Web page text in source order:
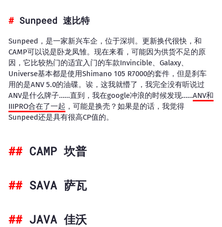
Sunpeed 速比特
Sunpeed，是一家新兴车企，位于深圳。更新换代很快，和
CAMP可以说是卧龙凤雏。现在来看，可能因为供货不足的原
因，它比较热门的适宜入门的车款Invincible、Galaxy、
Universe基本都是使用Shimano 105 R7000的套件，但是刹车
用的是ANV 5.0的油碟。诶，这我就懵了，我完全没有听说过
ANV是什么牌子……直到，我在google冲浪的时候发现……ANV和
IIIPRO合在了一起 ，可能是换壳？如果是的话，我觉得
Sunpeed还是具有很高CP值的。
CAMP 坎普
SAVA 萨瓦
JAVA 佳沃